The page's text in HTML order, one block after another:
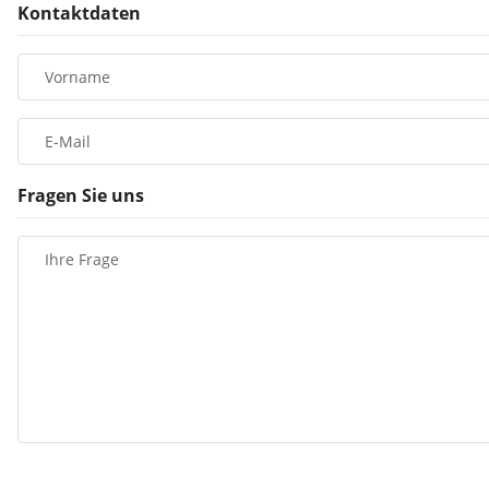
Kontaktdaten
Vorname
E-Mail
Fragen Sie uns
Ihre Frage